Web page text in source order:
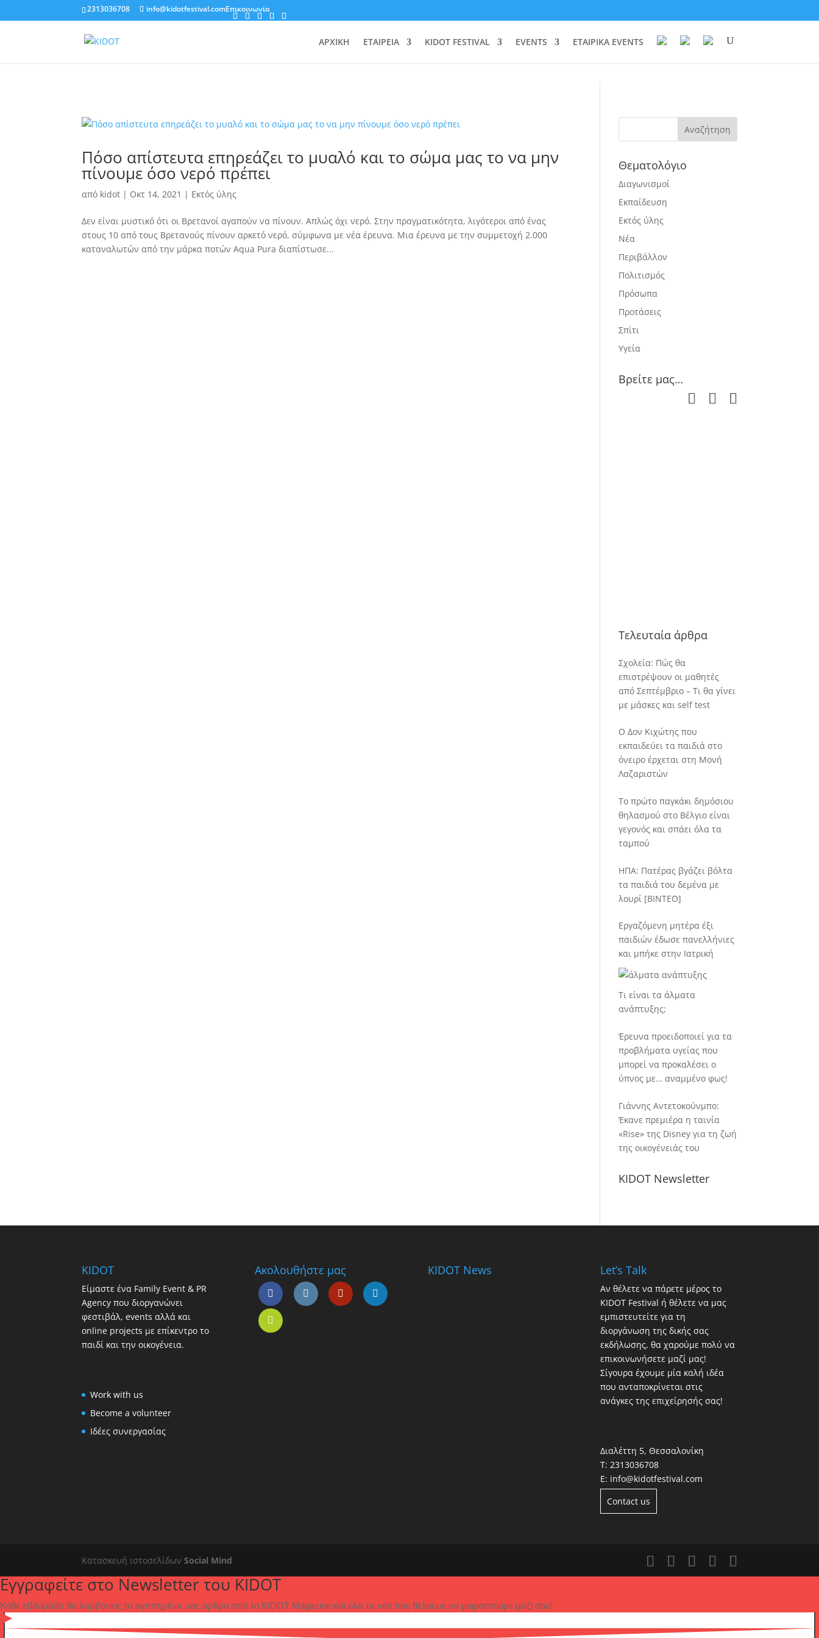
2313036708 info@kidotfestival.comΕπικοινωνία
ΑΡΧΙΚΗ ΕΤΑΙΡΕΙΑ KIDOT FESTIVAL EVENTS ΕΤΑΙΡΙΚΑ EVENTS
Πόσο απίστευτα επηρεάζει το μυαλό και το σώμα μας το να μην
πίνουμε όσο νερό πρέπει
από kidot | Οκτ 14, 2021 | Εκτός ύλης
Δεν είναι μυστικό ότι οι Βρετανοί αγαπούν να πίνουν. Απλώς όχι νερό. Στην πραγματικότητα, λιγότεροι από ένας
στους 10 από τους Βρετανούς πίνουν αρκετό νερό, σύμφωνα με νέα έρευνα. Μια έρευνα με την συμμετοχή 2.000
καταναλωτών από την μάρκα ποτών Aqua Pura διαπίστωσε...
Θεματολόγιο
Διαγωνισμοί
Εκπαίδευση
Εκτός ύλης
Νέα
Περιβάλλον
Πολιτισμός
Πρόσωπα
Προτάσεις
Σπίτι
Υγεία
Βρείτε μας…
Τελευταία άρθρα
Σχολεία: Πώς θα
επιστρέψουν οι μαθητές
από Σεπτέμβριο – Τι θα γίνει
με μάσκες και self test
Ο Δον Κιχώτης που
εκπαιδεύει τα παιδιά στο
όνειρο έρχεται στη Μονή
Λαζαριστών
Το πρώτο παγκάκι δημόσιου
θηλασμού στο Βέλγιο είναι
γεγονός και σπάει όλα τα
ταμπού
ΗΠΑ: Πατέρας βγάζει βόλτα
τα παιδιά του δεμένα με
λουρί [BINTEO]
Εργαζόμενη μητέρα έξι
παιδιών έδωσε πανελλήνιες
και μπήκε στην Ιατρική
Τι είναι τα άλματα
ανάπτυξης;
Έρευνα προειδοποιεί για τα
προβλήματα υγείας που
μπορεί να προκαλέσει ο
ύπνος με… αναμμένο φως!
Γιάννης Αντετοκούνμπο:
Έκανε πρεμιέρα η ταινία
«Rise» της Disney για τη ζωή
της οικογένειάς του
KIDOT Newsletter
KIDOT
Είμαστε ένα Family Event & PR
Agency που διοργανώνει
φεστιβάλ, events αλλά και
online projects με επίκεντρο το
παιδί και την οικογένεια.
Work with us
Become a volunteer
Ιδέες συνεργασίας
Ακολουθήστε μας KIDOT News Let’s Talk
Αν θέλετε να πάρετε μέρος το
KIDOT Festival ή θέλετε να μας
εμπιστευτείτε για τη
διοργάνωση της δικής σας
εκδήλωσης, θα χαρούμε πολύ να
επικοινωνήσετε μαζί μας!
Σίγουρα έχουμε μία καλή ιδέα
που ανταποκρίνεται στις
ανάγκες της επιχείρησής σας!
Διαλέττη 5, Θεσσαλονίκη
Τ:2313036708
Ε: info@kidotfestival.com
Contact us
Κατασκευή ιστοσελίδωνSocial Mind
Εγγραφείτε στο Newsletter του KIDOT
Κάθε εβδομάδα θα λαμβάνεις τα αγαπημένα μας άρθρα από το KIDOT Magazine και όλα τα νέα που θέλουμε να μοιραστούμε μαζί σου!